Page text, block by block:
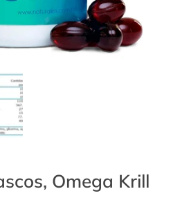
Omega Krill